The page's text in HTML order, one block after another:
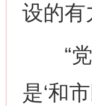
设的有
“党
是‘和